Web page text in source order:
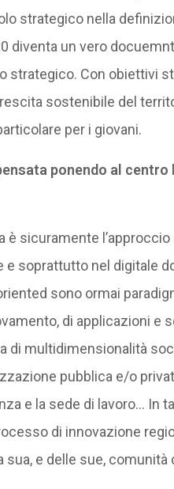
strategico nella
diventa un vero
strategico. Con obiettivi
sostenibile del
per i giovani.
ponendo al
è sicuramente
e soprattutto nel digitale
sono ormai
di applicazioni e
di multidimensionalità
pubblica e/o
e la sede di lavoro… In
di innovazione
sua, e delle sue, comunità